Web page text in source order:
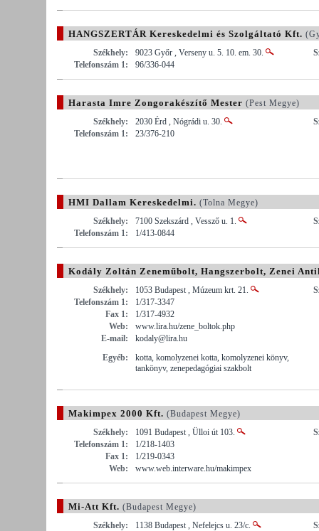
HANGSZERTÁR Kereskedelmi és Szolgáltató Kft.
Székhely:
9023 Győr , Verseny u. 5. 10. em. 30.
Telefonszám 1:
96/336-044
Harasta Imre Zongorakészítő Mester (Pest Megye)
Székhely:
2030 Érd , Nógrádi u. 30.
Telefonszám 1:
23/376-210
HMI Dallam Kereskedelmi. (Tolna Megye)
Székhely:
7100 Szekszárd , Vessző u. 1.
Telefonszám 1:
1/413-0844
Kodály Zoltán Zeneműbolt, Hangszerbolt, Zenei
Székhely:
1053 Budapest , Múzeum krt. 21.
Telefonszám 1:
1/317-3347
Fax 1:
1/317-4932
Web:
www.lira.hu/zene_boltok.php
E-mail:
kodaly@lira.hu
Egyéb:
kotta, komolyzenei kotta, komolyzenei könyv,
tankönyv, zenepedagógiai szakbolt
Makimpex 2000 Kft. (Budapest Megye)
Székhely:
1091 Budapest , Ülloi út 103.
Telefonszám 1:
1/218-1403
Fax 1:
1/219-0343
Web:
www.web.interware.hu/makimpex
Mi-Att Kft. (Budapest Megye)
Székhely:
1138 Budapest , Nefelejcs u. 23/c.